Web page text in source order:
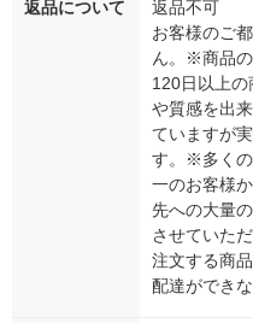
返品について
返品不可
お客様のご
ん。※商品の
120日以上
や質感を出
ていますが
す。※多くの
一のお客様
先への大量
させていた
注文する商
配達ができ